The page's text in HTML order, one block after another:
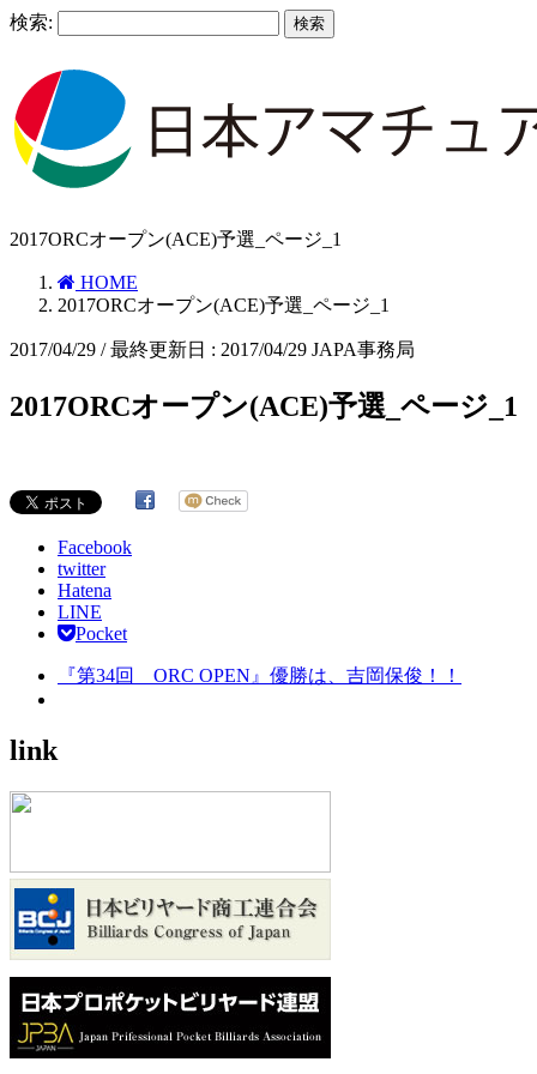
検索:
2017ORCオープン(ACE)予選_ページ_1
HOME
2017ORCオープン(ACE)予選_ページ_1
2017/04/29 / 最終更新日 : 2017/04/29 JAPA事務局
2017ORCオープン(ACE)予選_ページ_1
Facebook
twitter
Hatena
LINE
Pocket
『第34回 ORC OPEN』優勝は、吉岡保俊！！
link